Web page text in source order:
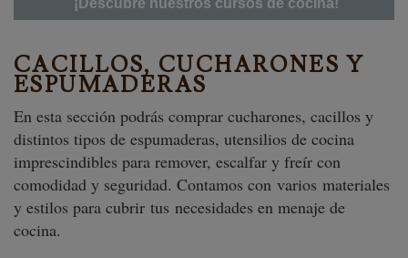
¡Descubre nuestros cursos de cocina!
CACILLOS, CUCHARONES Y
ESPUMADERAS
En esta sección podrás comprar cucharones, cacillos y
distintos tipos de espumaderas, utensilios de cocina
imprescindibles para remover, escalfar y freír con
comodidad y seguridad. Contamos con varios materiales
y estilos para cubrir tus necesidades en menaje de
cocina.